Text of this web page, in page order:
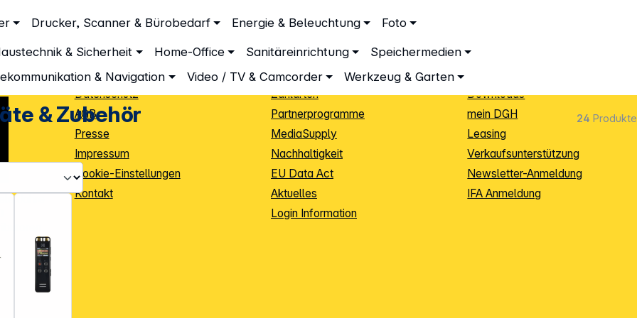
Drucker, Scanner & Bürobedarf Energie & Beleuchtung Foto
& Sicherheit Home-Office Sanitäreinrichtung
Speichermedien
& Navigation Video / TV & Camcorder Werkzeug & Garten
& Zubehör 24 Produkte
Jahre
Unsere Leistungen
Beratung
Datenschutz
AGB
Presse
Impressum
Cookie-Einstellungen
Kontakt
Dropshipping
Info Guide
Zahlarten
Partnerprogramme
MediaSupply
Nachhaltigkeit
EU Data Act
Aktuelles
Login Information
Sendungsverfolgung
Downloads
mein DGH
Leasing
Verkaufsunterstützung
Newsletter-Anmeldung
IFA Anmeldung